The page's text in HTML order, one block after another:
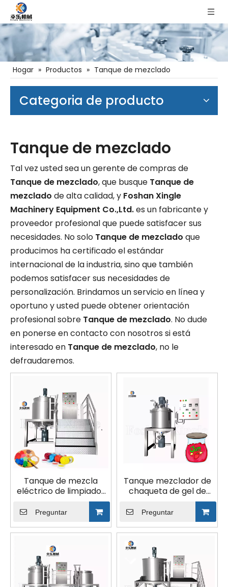
Hogar » Productos » Tanque de mezclado
Categoria de producto
Tanque de mezclado
Tal vez usted sea un gerente de compras de
Tanque de mezclado, que busque Tanque de
mezclado de alta calidad, y Foshan Xingle
Machinery Equipment Co.,Ltd.es un fabricante y
proveedor profesional que puede satisfacer sus
necesidades. No solo Tanque de mezclado que
producimos ha certificado el estándar
internacional de la industria, sino que también
podemos satisfacer sus necesidades de
personalización. Brindamos un servicio en línea y
oportuno y usted puede obtener orientación
profesional sobre Tanque de mezclado. No dude
en ponerse en contacto con nosotros si está
interesado en Tanque de mezclado, no le
defraudaremos.
Tanque de mezcla
eléctrico de limpiador
facial 500L con
calefacción
Preguntar
Tanque mezclador de
chaqueta de gel de
ducha al vacío
pequeño de 20 l
Preguntar